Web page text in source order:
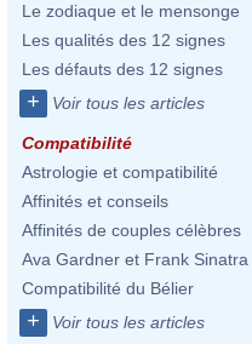
Le zodiaque et le mensonge
Les qualités des 12 signes
Les défauts des 12 signes
+ Voir tous les articles
Compatibilité
Astrologie et compatibilité
Affinités et conseils
Affinités de couples célèbres
Ava Gardner et Frank Sinatra
Compatibilité du Bélier
+ Voir tous les articles